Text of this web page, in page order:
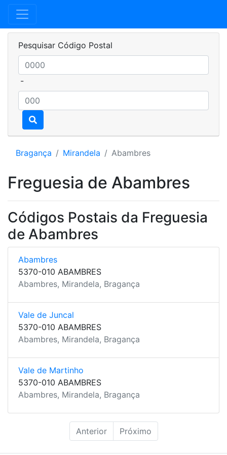
Pesquisar Código Postal
-
Bragança Mirandela Abambres
Freguesia de Abambres
Códigos Postais da Freguesia
de Abambres
Abambres
5370-010 ABAMBRES
Abambres, Mirandela, Bragança
Vale de Juncal
5370-010 ABAMBRES
Abambres, Mirandela, Bragança
Vale de Martinho
5370-010 ABAMBRES
Abambres, Mirandela, Bragança
Anterior Próximo